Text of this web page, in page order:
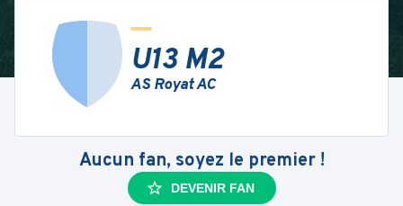
U13 M2
AS Royat AC
Aucun fan, soyez le premier !
DEVENIR FAN